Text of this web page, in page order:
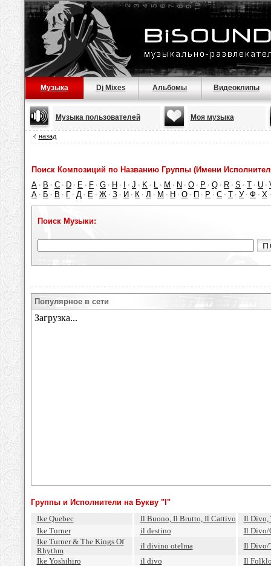
Музыка Dj Mixes Альбомы Видеоклипы
Музыка пользователей Моя музыка
назад
Поиск Композиций по Названию Группы (Имени
A · B · C · D · E · F · G · H · · J · K · L · M · N · O · P · Q · R · S · T · U ·
А · Б · В · Г · Д · Е · Ж · З · И · К · Л · М · Н · О · П · Р · С · Т · У · Ф · Х
Поиск Музыки:
Популярное в сети
Группы и Исполнители на Букву "I"
Ike Quebec
Il Buono, Il Brutto, Il Cattivo
Il Divo,
Ike Turner
il destino
Il Divo/
Ike Turner & The Kings Of
Rhythm
il divino otelma
Il Divo/
Ike Yoshihiro
il divo
Il